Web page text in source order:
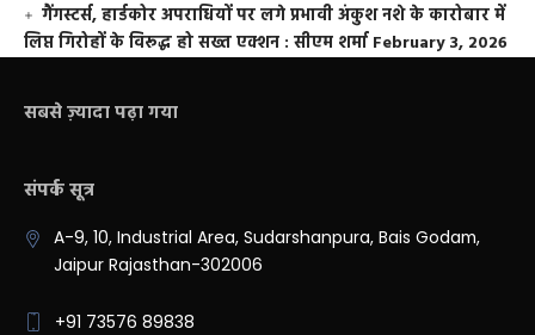
गैंगस्टर्स, हार्डकोर अपराधियों पर लगे प्रभावी अंकुश नशे के कारोबार में
लिप्त गिरोहों के विरूद्ध हो सख्त एक्शन : सीएम शर्मा February 3, 2026
सबसे ज़्यादा पढ़ा गया
संपर्क सूत्र
A-9, 10, Industrial Area, Sudarshanpura, Bais Godam,
Jaipur Rajasthan-302006
+91 73576 89838